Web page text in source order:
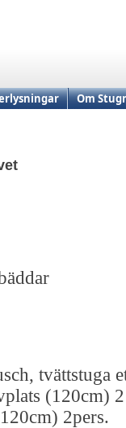
Om
tvättstuga
(120cm) 2
2pers.